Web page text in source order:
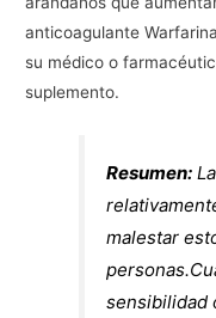
anticoagulante
su médico o
suplemento.
Resumen:
malestar
sensibilidad